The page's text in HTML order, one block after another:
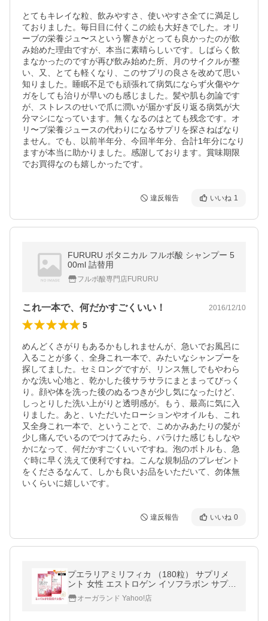
とてもキレイな粒、飲みやすさ、使いやすさ全てに満足し
ておりました。毎日目に付くこの絵も大好きでした。オリ
ーブの栄養ジュ〜スという響きがとっても良かったのが飲
み始めた理由ですが、本当に素晴らしいです。しばらく飲
まなかったのですが再び飲み始めた所、月のサイクルが整
い、又、とても軽くなり、このサプリの良さを改めて思い
知りました。睡眠不足でも頑張れて病気にならず火傷やケ
ガをしても治りが早いのも感じました。髪や肌も勿論です
が、ストレスのせいで爪に潤いが届かず反り返る病気が大
分マシになっています。無くなるのはとても残念です。オ
リ〜ブ栄養ジュースの代わりになるサプリを探さねばなり
ません。でも、以前半年分、今回半年分、合計1年分になり
ますが本当に助かりました。感謝しております。賞味期限
でお買得なのも嬉しかったです。
違反報告 いいね 1
FURURU ボタニカル フルボ酸 シャンプー 5
00ml 詰替用
フルボ酸専門店FURURU
これ一本で、何だかすごくいい！ 2016/12/10
5
めんどくさがりもあるかもしれませんが、急いでお風呂に
入ることが多く、全身これ一本で、みたいなシャンプーを
探してました。セミロングですが、リンス無しでもやわら
かな洗い心地と、乾かした後サラサラにまとまってびっく
り。顔や体を洗った後のぬるつきが少し気になったけど、
しっとりした洗い上がりと透明感が。もう、最高に気に入
りました。あと、いただいたローションやオイルも、これ
又全身これ一本で、ということで、こめかみあたりの髪が
少し痛んでいるのでつけてみたら、パラけた感じもしなや
かになって、何だかすごくいいですね。泡のボトルも、急
ぐ時に早く洗えて便利ですね。こんな規制品のプレゼント
をくださるなんて、しかも良いお品をいただいて、勿体無
いくらいに嬉しいです。
違反報告 いいね 0
プエラリアミリフィカ （180粒） サプリメ
ント 女性 エストロゲン イソフラボン サプリ
女性 特有のお悩みに プエラリア 美容 プエラ
リン ポイント利用
オーガランド Yahoo!店